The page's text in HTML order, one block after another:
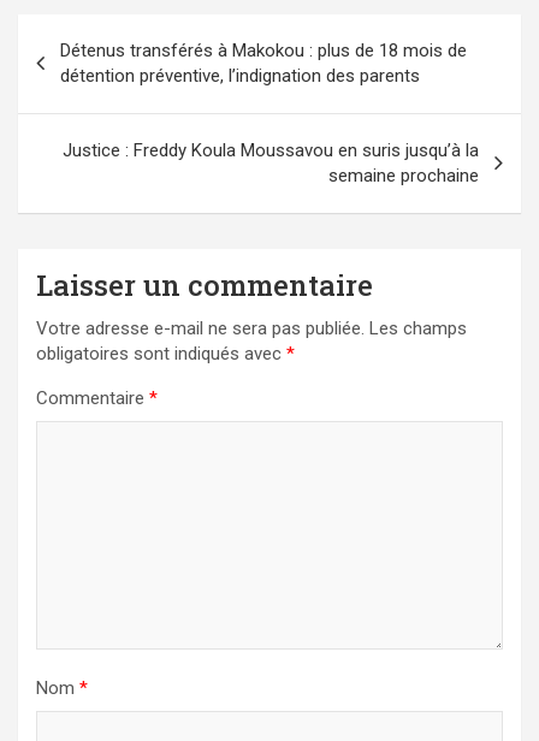
de
l’article
Détenus transférés à Makokou : plus de 18 mois de
détention préventive, l’indignation des parents
Justice : Freddy Koula Moussavou en suris jusqu’à la
semaine prochaine
Laisser un commentaire
Votre adresse e-mail ne sera pas publiée. Les champs
obligatoires sont indiqués avec *
Commentaire *
Nom *